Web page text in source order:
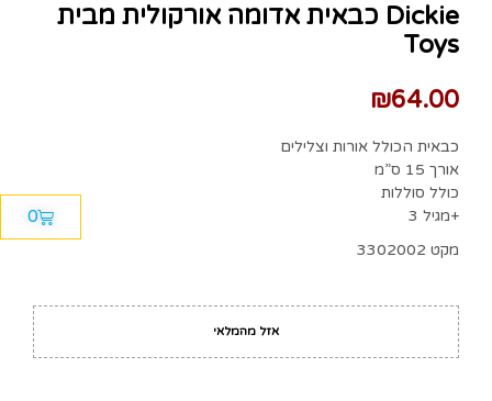
0
כבאית אדומה אורקולית מבית Dickie
Toys
₪64.00
כבאית הכולל אורות וצלילים
אורך 15 ס”מ
כולל סוללות
מגיל 3+
מקט 3302002
אזל מהמלאי